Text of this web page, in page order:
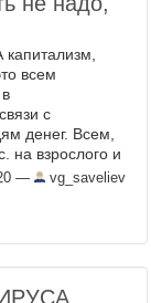
всем
с
денег. Всем,
на взрослого и
что в
людям ...
— vg_saveliev